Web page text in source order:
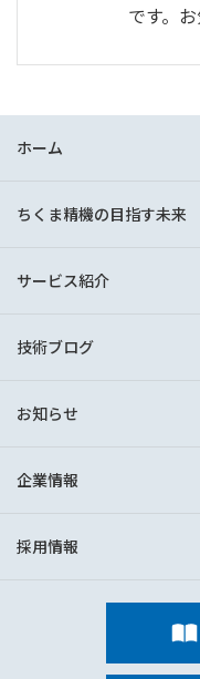
です。
ホーム
ちくま精機の目指す未来
サービス紹介
技術ブログ
お知らせ
企業情報
採用情報